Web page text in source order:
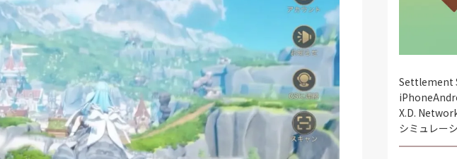
Settlement
iPhone
X.D.
シミュレー